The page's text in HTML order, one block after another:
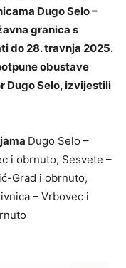
Dugo Selo –
granica s
do 28. travnja 2025.
obustave
Dugo Selo, izvijestili
Dugo Selo –
i obrnuto, Sesvete –
Grad i obrnuto,
– Vrbovec i